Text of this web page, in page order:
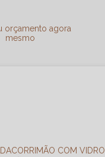
orçamento agora
mesmo
CORRIMÃO COM VIDRO